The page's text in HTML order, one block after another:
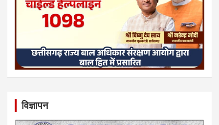
विज्ञापन